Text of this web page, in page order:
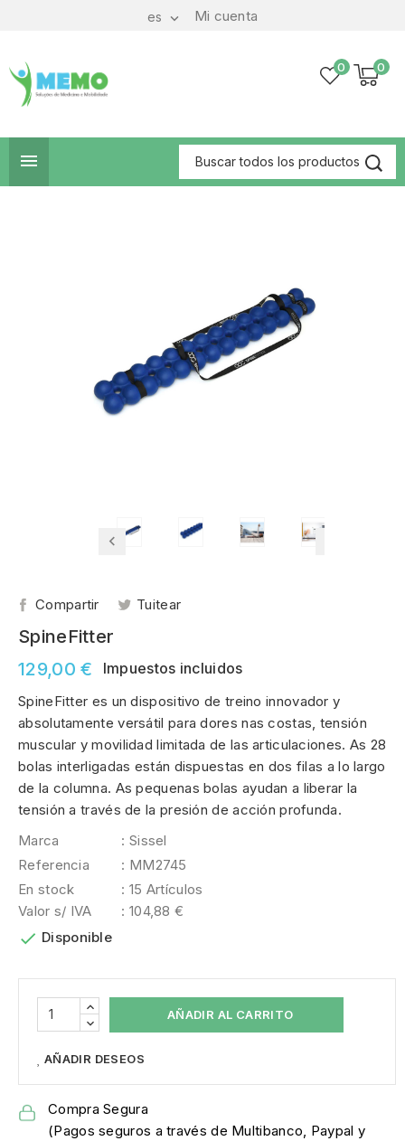
Mi cuenta
es 
0
0

Compartir Tuitear
SpineFitter
129,00 €
Impuestos incluidos
SpineFitter es un dispositivo de treino innovador y
absolutamente versátil para dores nas costas, tensión
muscular y movilidad limitada de las articulaciones. As 28
bolas interligadas están dispuestas en dos filas a lo largo
de la columna. As pequenas bolas ayudan a liberar la
tensión a través de la presión de acción profunda.
Marca
: Sissel
Referencia
: MM2745
En stock
: 15 Artículos
Valor s/ IVA
: 104,88 €
 Disponible
AÑADIR AL CARRITO
AÑADIR DESEOS
Compra Segura
(Pagos seguros a través de Multibanco, Paypal y